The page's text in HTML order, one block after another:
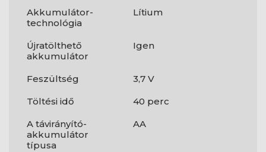
Akkumulátor-
technológia
Lítium
Újratölthető
akkumulátor
Igen
Feszültség
3,7 V
Töltési idő
40 perc
A távirányító-
akkumulátor
típusa
AA